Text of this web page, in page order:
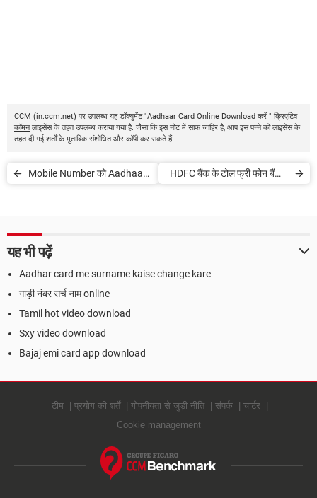
CCM (in.ccm.net) पर उपलब्ध यह डॉक्युमेंट "Aadhaar Card Online Download करें " क्रिएटिव
कॉमनलाइसेंस के तहत उपलब्ध कराया गया है. जैसा कि इस नोट में साफ जाहिर है, आप इस पन्ने को लाइसेंस के
तहत दी गई शर्तों के मुताबिक संशोधित और कॉपी कर सकते हैं.
Mobile Number को Aadhaar
HDFC बैंक के टोल फ्री फोन बैंकिंग
यह भी पढ़ें
Aadhar card me surname kaise change kare
गाड़ी नंबर सर्च नाम online
Tamil hot video download
Sxy video download
Bajaj emi card app download
टीम प्रयोग की शर्तें गोपनीयता से जुड़ी नीति संपर्क
चार्टर
Cookie management